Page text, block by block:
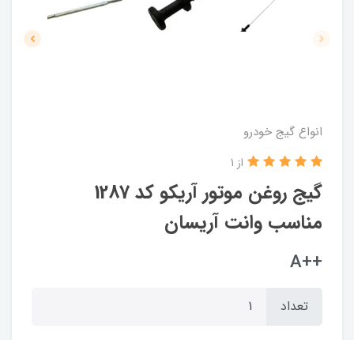
انواع گیج خودرو
گیج روغن موتور آریکو کد 1287
مناسب وانت آریسان
از 1
++A
تعداد